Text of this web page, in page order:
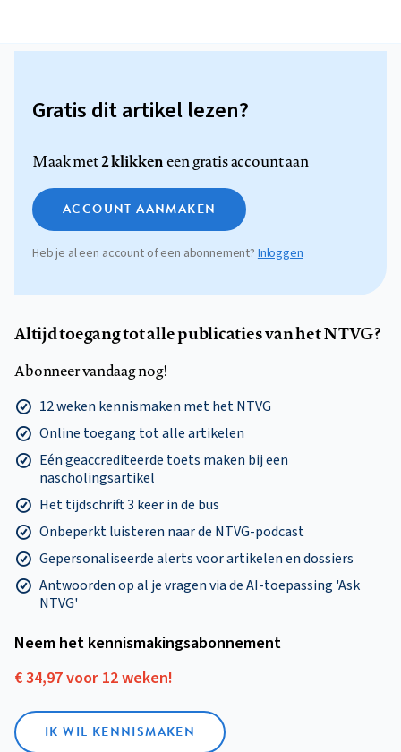
Gratis dit artikel lezen?
Maak met2 klikkeneen gratis account aan
ACCOUNT AANMAKEN
Heb je al een account of een abonnement? Inloggen
Altijd toegang tot alle publicaties van het NTVG?
Abonneer vandaag nog!
12 weken kennismaken met het NTVG
Online toegang tot alle artikelen
Eén geaccrediteerde toets maken bij een
nascholingsartikel
Het tijdschrift 3 keer in de bus
Onbeperkt luisteren naar de NTVG-podcast
Gepersonaliseerde alerts voor artikelen en dossiers
Antwoorden op al je vragen via de AI-toepassing 'Ask
NTVG'
Neem het kennismakings­abonnement
€ 34,97 voor 12 weken!
IK WIL KENNISMAKEN